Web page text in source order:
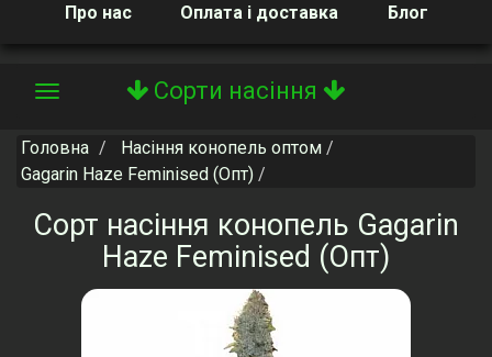
Про нас Оплата і доставка Блог
Сорти насіння
Toggle
Головна
Насіння конопель оптом
Gagarin Haze Feminised (Опт)
Сорт насіння конопель Gagarin
Haze Feminised (Опт)